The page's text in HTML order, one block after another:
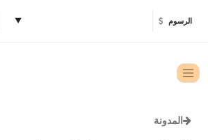
▼ الرسوم
المدونة